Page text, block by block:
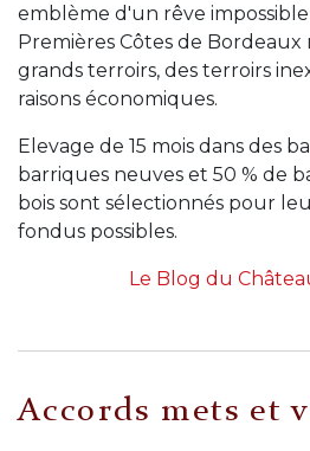
emblème d'un rêve
Premières Côtes de
grands terroirs, des terroirs
raisons économiques.
Elevage de 15 mois dans des
barriques neuves et 50 % de
bois sont sélectionnés pour
fondus possibles.
Le Blog du
Accords mets et